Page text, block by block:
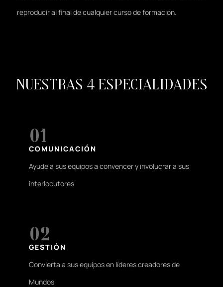
reproducir al final de cualquier curso de formación.
Nuestras 4 especialidades
01
COMUNICACIÓN
Ayude a sus equipos a convencer y involucrar a sus
interlocutores
02
GESTIÓN
Convierta a sus equipos en líderes creadores de
Mundos